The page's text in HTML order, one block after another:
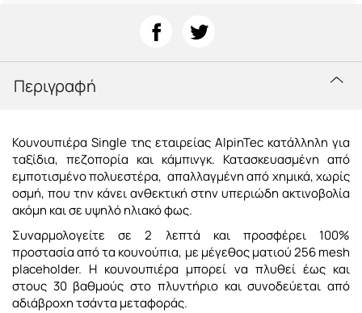
Περιγραφή
Κουνουπιέρα Single της εταιρείας AlpinTec κατάλληλη για
ταξίδια, πεζοπορία και κάμπινγκ. Κατασκευασμένη από
εμποτισμένο πολυεστέρα, απαλλαγμένη από χημικά, χωρίς
οσμή, που την κάνει ανθεκτική στην υπεριώδη ακτινοβολία
ακόμη και σε υψηλό ηλιακό φως.
Συναρμολογείτε σε 2 λεπτά και προσφέρει 100%
προστασία από τα κουνούπια, με μέγεθος ματιού 256 mesh
placeholder. Η κουνουπιέρα μπορεί να πλυθεί έως και
στους 30 βαθμούς στο πλυντήριο και συνοδεύεται από
αδιάβροχη τσάντα μεταφοράς.